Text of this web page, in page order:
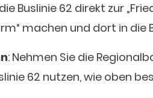
Buslinie 62 direkt zur
machen und dort in die
: Nehmen Sie die
62 nutzen, wie oben